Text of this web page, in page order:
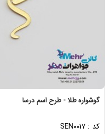
گوشواره طلا - طرح اسم درسا
کد : SEN۰۰۱۷